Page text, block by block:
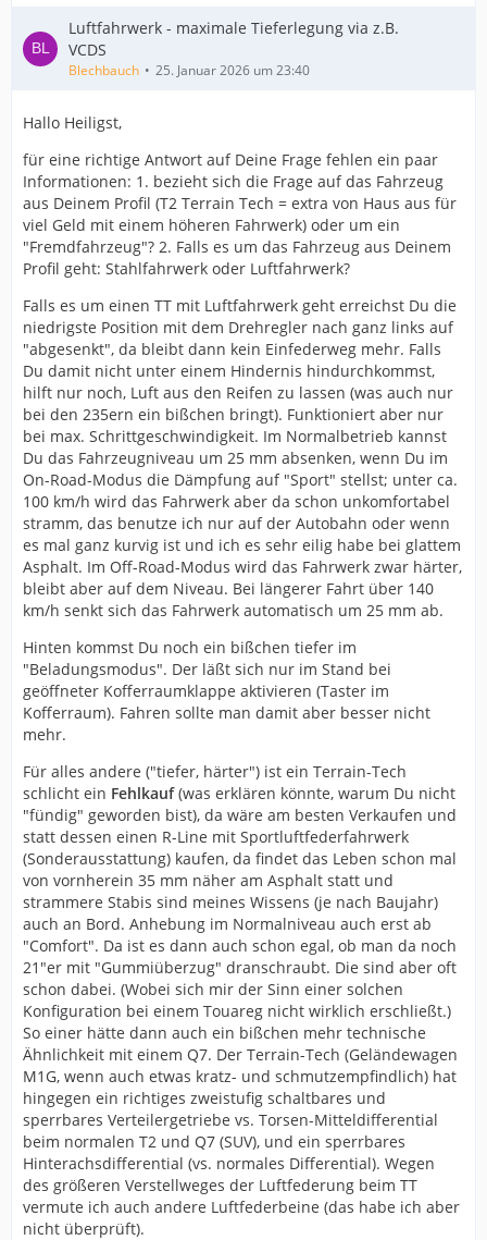
Luftfahrwerk - maximale Tieferlegung via z.B.
VCDS
Blechbauch 25. Januar 2026 um 23:40
Hallo Heiligst,
für eine richtige Antwort auf Deine Frage fehlen ein paar
Informationen: 1. bezieht sich die Frage auf das Fahrzeug
aus Deinem Profil (T2 Terrain Tech = extra von Haus aus für
viel Geld mit einem höheren Fahrwerk) oder um ein
"Fremdfahrzeug"? 2. Falls es um das Fahrzeug aus Deinem
Profil geht: Stahlfahrwerk oder Luftfahrwerk?
Falls es um einen TT mit Luftfahrwerk geht erreichst Du die
niedrigste Position mit dem Drehregler nach ganz links auf
"abgesenkt", da bleibt dann kein Einfederweg mehr. Falls
Du damit nicht unter einem Hindernis hindurchkommst,
hilft nur noch, Luft aus den Reifen zu lassen (was auch nur
bei den 235ern ein bißchen bringt). Funktioniert aber nur
bei max. Schrittgeschwindigkeit. Im Normalbetrieb kannst
Du das Fahrzeugniveau um 25 mm absenken, wenn Du im
On-Road-Modus die Dämpfung auf "Sport" stellst; unter ca.
100 km/h wird das Fahrwerk aber da schon unkomfortabel
stramm, das benutze ich nur auf der Autobahn oder wenn
es mal ganz kurvig ist und ich es sehr eilig habe bei glattem
Asphalt. Im Off-Road-Modus wird das Fahrwerk zwar härter,
bleibt aber auf dem Niveau. Bei längerer Fahrt über 140
km/h senkt sich das Fahrwerk automatisch um 25 mm ab.
Hinten kommst Du noch ein bißchen tiefer im
"Beladungsmodus". Der läßt sich nur im Stand bei
geöffneter Kofferraumklappe aktivieren (Taster im
Kofferraum). Fahren sollte man damit aber besser nicht
mehr.
Für alles andere ("tiefer, härter") ist ein Terrain-Tech
schlicht ein Fehlkauf(was erklären könnte, warum Du nicht
"fündig" geworden bist), da wäre am besten Verkaufen und
statt dessen einen R-Line mit Sportluftfederfahrwerk
(Sonderausstattung) kaufen, da findet das Leben schon mal
von vornherein 35 mm näher am Asphalt statt und
strammere Stabis sind meines Wissens (je nach Baujahr)
auch an Bord. Anhebung im Normalniveau auch erst ab
"Comfort". Da ist es dann auch schon egal, ob man da noch
21"er mit "Gummiüberzug" dranschraubt. Die sind aber oft
schon dabei. (Wobei sich mir der Sinn einer solchen
Konfiguration bei einem Touareg nicht wirklich erschließt.)
So einer hätte dann auch ein bißchen mehr technische
Ähnlichkeit mit einem Q7. Der Terrain-Tech (Geländewagen
M1G, wenn auch etwas kratz- und schmutzempfindlich) hat
hingegen ein richtiges zweistufig schaltbares und
sperrbares Verteilergetriebe vs. Torsen-Mitteldifferential
beim normalen T2 und Q7 (SUV), und ein sperrbares
Hinterachsdifferential (vs. normales Differential). Wegen
des größeren Verstellweges der Luftfederung beim TT
vermute ich auch andere Luftfederbeine (das habe ich aber
nicht überprüft).